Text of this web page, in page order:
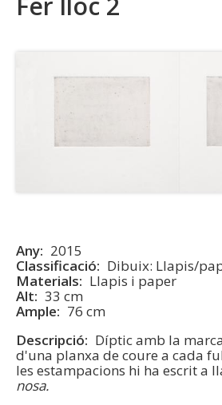
Any
2015
Classificació
Dibuix: Llapis/
Materials
Llapis i paper
Alt
33 cm
Ample
76 cm
Descripció
Díptic amb la
d'una planxa de coure a cada
les estampacions hi ha escrit a
nosa.